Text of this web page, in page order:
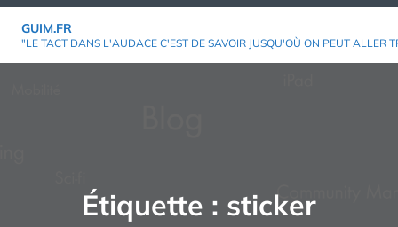
Aller
GUIM.FR
"LE TACT DANS L'AUDACE C'EST DE SAVOIR JUSQU'OÙ ON PEUT ALLER
Étiquette : sticker